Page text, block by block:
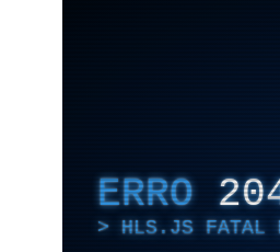
ERRO
HLS.JS FATAL